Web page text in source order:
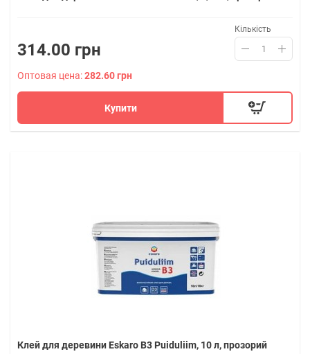
314.00 грн
Кількість
Оптовая цена:282.60 грн
Купити
Клей для деревини Eskaro B3 Puiduliim, 10 л, прозорий